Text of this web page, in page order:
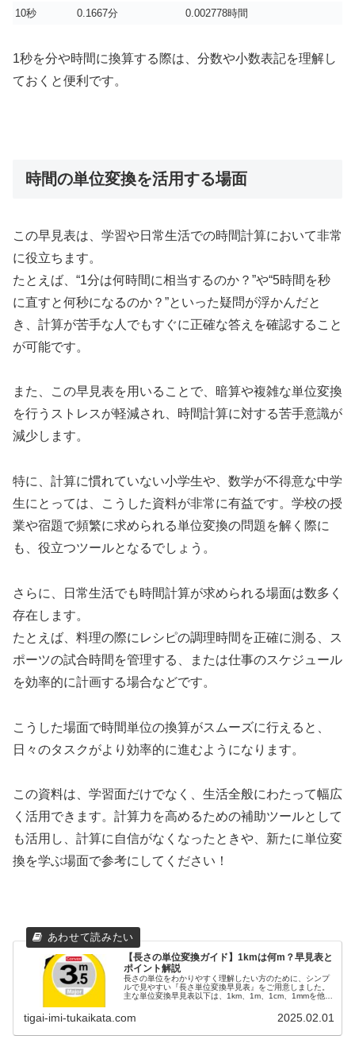
10秒 0.1667分 0.002778時間
1秒を分や時間に換算する際は、分数や小数表記を理解し
ておくと便利です。
時間の単位変換を活用する場面
この早見表は、学習や日常生活での時間計算において非常
に役立ちます。
たとえば、“1分は何時間に相当するのか？”や“5時間を秒
に直すと何秒になるのか？”といった疑問が浮かんだと
き、計算が苦手な人でもすぐに正確な答えを確認すること
が可能です。
また、この早見表を用いることで、暗算や複雑な単位変換
を行うストレスが軽減され、時間計算に対する苦手意識が
減少します。
特に、計算に慣れていない小学生や、数学が不得意な中学
生にとっては、こうした資料が非常に有益です。学校の授
業や宿題で頻繁に求められる単位変換の問題を解く際に
も、役立つツールとなるでしょう。
さらに、日常生活でも時間計算が求められる場面は数多く
存在します。
たとえば、料理の際にレシピの調理時間を正確に測る、ス
ポーツの試合時間を管理する、または仕事のスケジュール
を効率的に計画する場合などです。
こうした場面で時間単位の換算がスムーズに行えると、
日々のタスクがより効率的に進むようになります。
この資料は、学習面だけでなく、生活全般にわたって幅広
く活用できます。計算力を高めるための補助ツールとして
も活用し、計算に自信がなくなったときや、新たに単位変
換を学ぶ場面で参考にしてください！
【長さの単位変換ガイド】1kmは何m？早見表と
ポイント解説
長さの単位をわかりやすく理解したい方のために、シンプ
ルで見やすい『長さ単位変換早見表』をご用意しました。
主な単位変換早見表以下は、1km、1m、1cm、1mmを他の
tigai-imi-tukaikata.com 2025.02.01